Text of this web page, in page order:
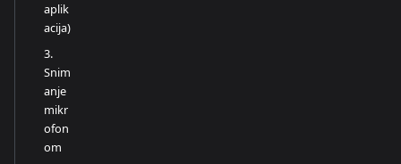
aplik
acija)
3.
Snim
anje
mikr
ofon
om